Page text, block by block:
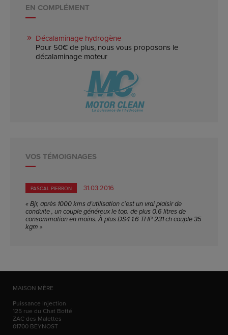
EN COMPLÉMENT
Décalaminage hydrogène
Pour 50€ de plus, nous vous proposons le
décalaminage moteur
VOS TÉMOIGNAGES
PASCAL PIERRON 31.03.2016
« Bjr, après 1000 kms d’utilisation c’est un vrai plaisir de
conduite , un couple généreux le top. de plus 0.6 litres de
consommation en moins. À plus DS4 1.6 THP 231 ch couple 35
kgm »
MAISON MÈRE
Puissance Injection
125 rue du Chat Botté
ZAC des Malettes
01700 BEYNOST